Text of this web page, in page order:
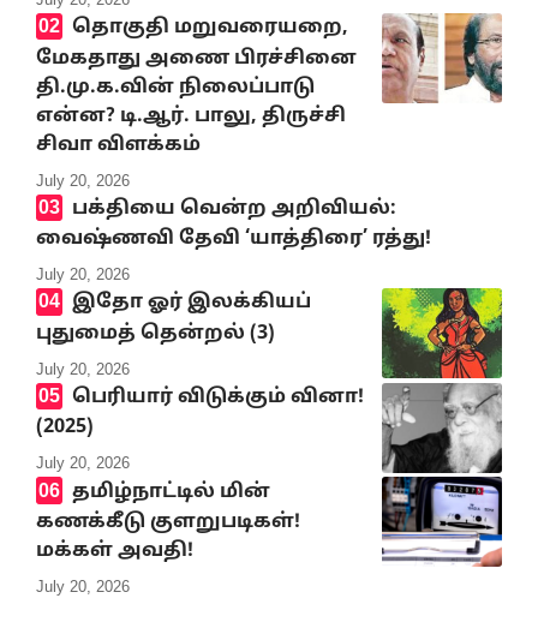
தொகுதி மறுவரையறை,
மேகதாது அணை பிரச்சினை
தி.மு.க.வின் நிலைப்பாடு
என்ன? டி.ஆர். பாலு, திருச்சி
சிவா விளக்கம்
July 20, 2026
பக்தியை வென்ற அறிவியல்:
வைஷ்ணவி தேவி ‘யாத்திரை’ ரத்து!
July 20, 2026
இதோ ஓர் இலக்கியப்
புதுமைத் தென்றல் (3)
July 20, 2026
பெரியார் விடுக்கும் வினா!
(2025)
July 20, 2026
தமிழ்நாட்டில் மின்
கணக்கீடு குளறுபடிகள்!
மக்கள் அவதி!
July 20, 2026